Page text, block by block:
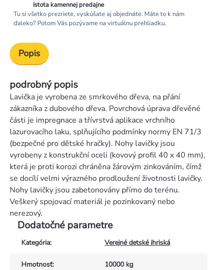
Istota kamennej predajne
Tu si všetko prezriete, vyskúšate aj objednáte. Máte to k nám
ďaleko? Potom Vás pozývame na virtuálnu prehliadku.
Popis
podrobný popis
Lavička je vyrobena ze smrkového dřeva, na přání
zákazníka z dubového dřeva. Povrchová úprava dřevěné
části je impregnace a třívrstvá aplikace vrchního
lazurovacího laku, splňujícího podmínky normy EN 71/3
(bezpečné pro dětské hračky). Nohy lavičky jsou
vyrobeny z konstrukční oceli (kovový profil 40 x 40 mm),
která je proti korozi chráněna žárovým zinkováním, čímž
se docílí velmi výrazného prodloužení životnosti lavičky.
Nohy lavičky jsou zabetonovány přímo do terénu.
Veškerý spojovací materiál je pozinkovaný nebo
nerezový.
Dodatočné parametre
Kategória: Verejné detské ihriská
Hmotnosť: 10000 kg